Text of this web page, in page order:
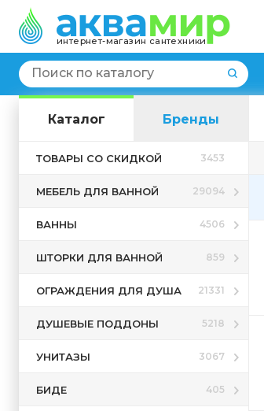
интернет-магазин сантехники
Каталог Бренды
ТОВАРЫ СО СКИДКОЙ 3453
МЕБЕЛЬ ДЛЯ ВАННОЙ 29094
ВАННЫ 4506
ШТОРКИ ДЛЯ ВАННОЙ 859
ОГРАЖДЕНИЯ ДЛЯ ДУША 21331
ДУШЕВЫЕ ПОДДОНЫ 5218
УНИТАЗЫ 3067
БИДЕ 405